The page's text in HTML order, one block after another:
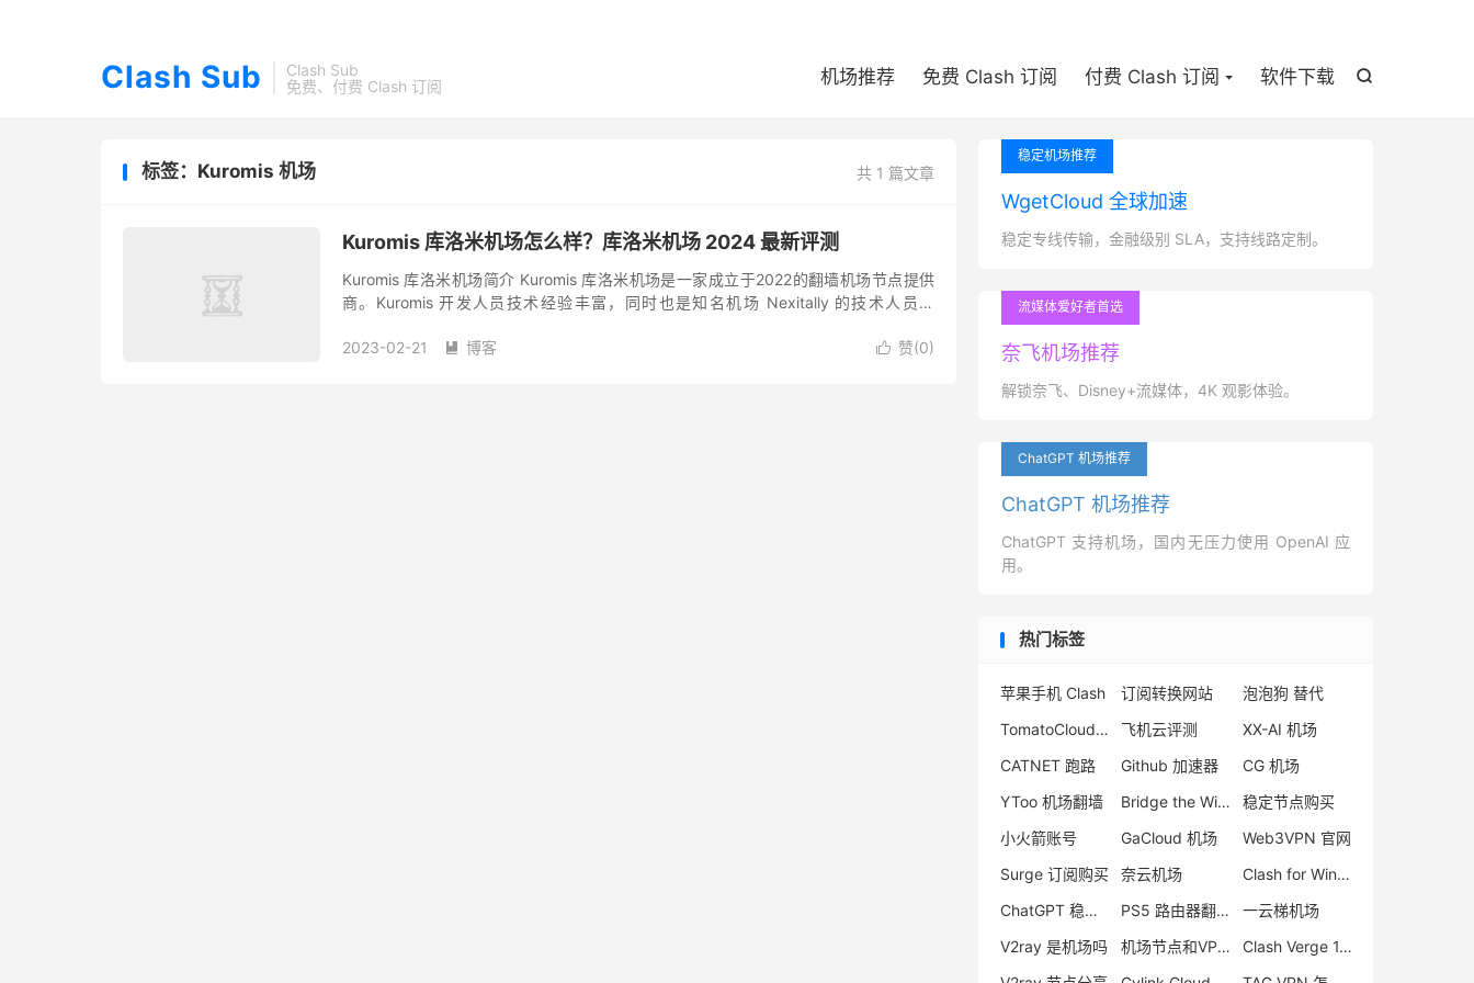
Clash Sub
Clash Sub
免费、付费 Clash 订阅

机场推荐 免费 Clash 订阅 付费 Clash 订阅 软件下载
共 1 篇文章
标签：Kuromis 机场
Kuromis 库洛米机场怎么样？库洛米机场 2024 最新评测
Kuromis 库洛米机场简介 Kuromis 库洛米机场是一家成立于2022的翻墙机场节点提供
商。Kuromis 开发人员技术经验丰富，同时也是知名机场 Nexitally 的技术人员。
 赞(0)
2023-02-21  博客
稳定机场推荐
WgetCloud 全球加速
稳定专线传输，金融级别 SLA，支持线路定制。
流媒体爱好者首选
奈飞机场推荐
解锁奈飞、Disney+流媒体，4K 观影体验。
ChatGPT 机场推荐
ChatGPT 机场推荐
ChatGPT 支持机场，国内无压力使用 OpenAI 应
用。
热门标签
苹果手机 Clash 订阅转换网站
泡泡狗 替代
TomatoCloud 机场
飞机云评测
XX-AI 机场
CATNET 跑路
Github 加速器
CG 机场
YToo 机场翻墙
Bridge the Wise 机场怎么样
稳定节点购买
小火箭账号
GaCloud 机场
Web3VPN 官网
Surge 订阅购买
奈云机场
Clash for Windows
ChatGPT 稳定机场
PS5 路由器翻墙
一云梯机场
V2ray 是机场吗
机场节点和VPN区别
Clash Verge 1.4.5